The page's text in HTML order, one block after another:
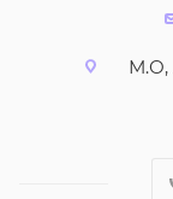
М.О,